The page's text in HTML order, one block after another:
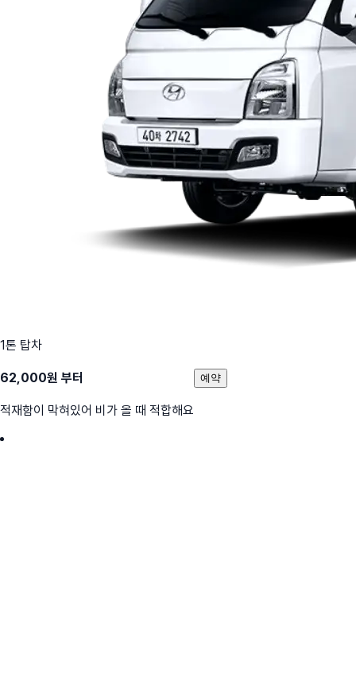
1톤 탑차
62,000원 부터
적재함이 막혀있어 비가 올 때 적합해요
예약